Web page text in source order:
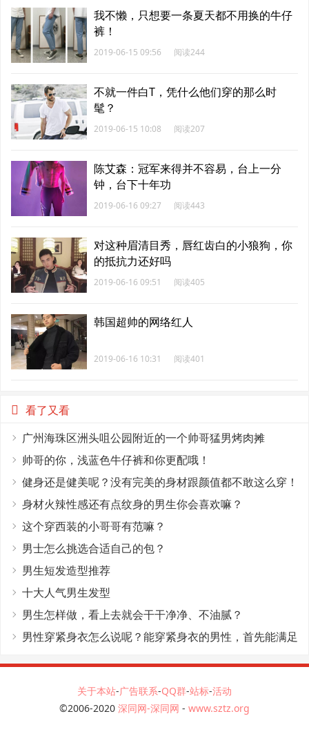
我不懒，只想要一条夏天都不用换的牛仔
裤！
2019-06-15 09:56 阅读244
不就一件白T，凭什么他们穿的那么时
髦？
2019-06-15 10:08 阅读207
陈艾森：冠军来得并不容易，台上一分
钟，台下十年功
2019-06-16 09:27 阅读443
对这种眉清目秀，唇红齿白的小狼狗，你
的抵抗力还好吗
2019-06-16 09:51 阅读405
韩国超帅的网络红人
2019-06-16 10:31 阅读401
看了又看
广州海珠区洲头咀公园附近的一个帅哥猛男烤肉摊
帅哥的你，浅蓝色牛仔裤和你更配哦！
健身还是健美呢？没有完美的身材跟颜值都不敢这么穿！
身材火辣性感还有点纹身的男生你会喜欢嘛？
这个穿西装的小哥哥有范嘛？
男士怎么挑选合适自己的包？
男生短发造型推荐
十大人气男生发型
男生怎样做，看上去就会干干净净、不油腻？
男性穿紧身衣怎么说呢？能穿紧身衣的男性，首先能满足
关于本站-广告联系-QQ群-站标-活动
©2006-2020 深同网-深同网 - www.sztz.org